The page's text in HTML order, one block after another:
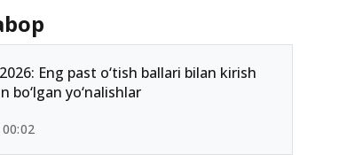
Eng past o‘tish ballari bilan kirish
bo‘lgan yo‘nalishlar